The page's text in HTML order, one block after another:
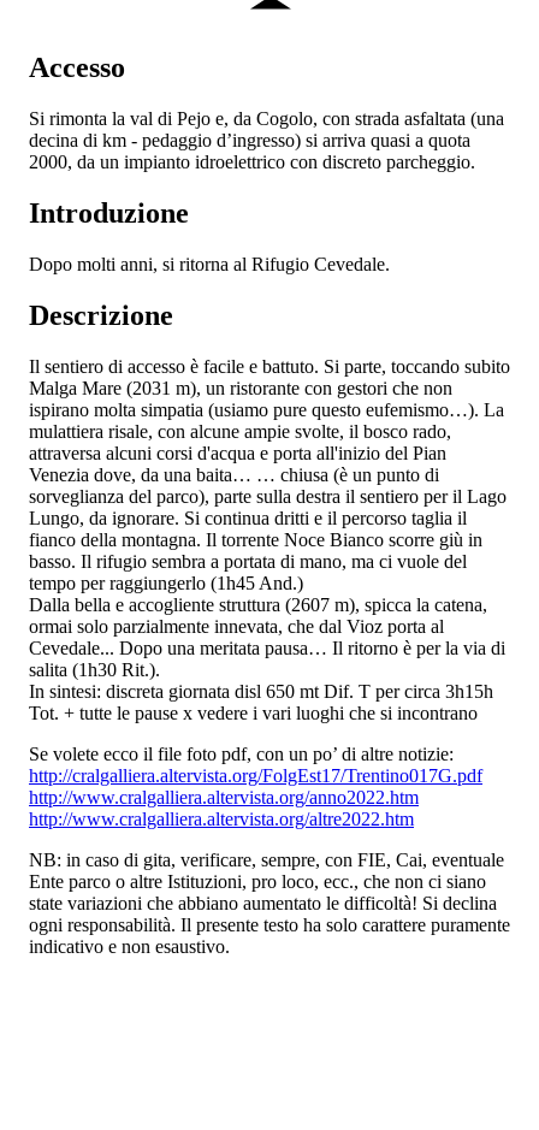
Accesso
Si rimonta la val di Pejo e, da Cogolo, con strada asfaltata (una
decina di km - pedaggio d’ingresso) si arriva quasi a quota
2000, da un impianto idroelettrico con discreto parcheggio.
Introduzione
Dopo molti anni, si ritorna al Rifugio Cevedale.
Descrizione
Il sentiero di accesso è facile e battuto. Si parte, toccando subito
Malga Mare (2031 m), un ristorante con gestori che non
ispirano molta simpatia (usiamo pure questo eufemismo…). La
mulattiera risale, con alcune ampie svolte, il bosco rado,
attraversa alcuni corsi d'acqua e porta all'inizio del Pian
Venezia dove, da una baita… … chiusa (è un punto di
sorveglianza del parco), parte sulla destra il sentiero per il Lago
Lungo, da ignorare. Si continua dritti e il percorso taglia il
fianco della montagna. Il torrente Noce Bianco scorre giù in
basso. Il rifugio sembra a portata di mano, ma ci vuole del
tempo per raggiungerlo (1h45 And.)
Dalla bella e accogliente struttura (2607 m), spicca la catena,
ormai solo parzialmente innevata, che dal Vioz porta al
Cevedale... Dopo una meritata pausa… Il ritorno è per la via di
salita (1h30 Rit.).
In sintesi: discreta giornata disl 650 mt Dif. T per circa 3h15h
Tot. + tutte le pause x vedere i vari luoghi che si incontrano
Se volete ecco il file foto pdf, con un po’ di altre notizie:
http://cralgalliera.altervista.org/FolgEst17/Trentino017G.pdf
http://www.cralgalliera.altervista.org/anno2022.htm
http://www.cralgalliera.altervista.org/altre2022.htm
NB: in caso di gita, verificare, sempre, con FIE, Cai, eventuale
Ente parco o altre Istituzioni, pro loco, ecc., che non ci siano
state variazioni che abbiano aumentato le difficoltà! Si declina
ogni responsabilità. Il presente testo ha solo carattere puramente
indicativo e non esaustivo.